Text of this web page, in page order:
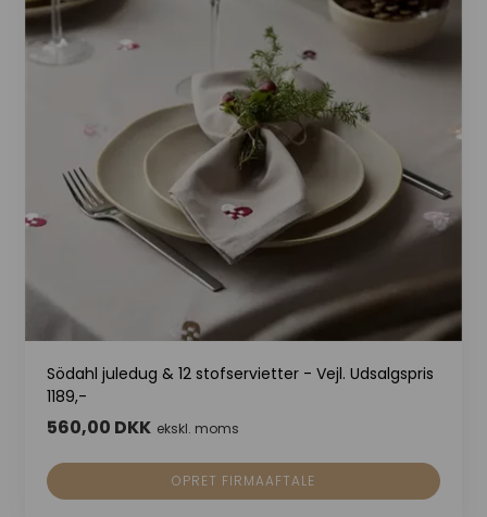
Södahl juledug & 12 stofservietter - Vejl. Udsalgspris
1189,-
560,00 DKK ekskl. moms
OPRET FIRMAAFTALE